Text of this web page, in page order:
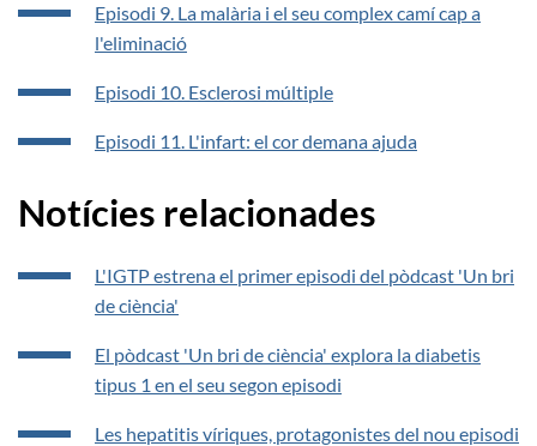
Episodi 9. La malària i el seu complex camí cap a
l'eliminació
Episodi 10. Esclerosi múltiple
Episodi 11. L'infart: el cor demana ajuda
Notícies relacionades
L'IGTP estrena el primer episodi del pòdcast 'Un bri
de ciència'
El pòdcast 'Un bri de ciència' explora la diabetis
tipus 1 en el seu segon episodi
Les hepatitis víriques, protagonistes del nou episodi